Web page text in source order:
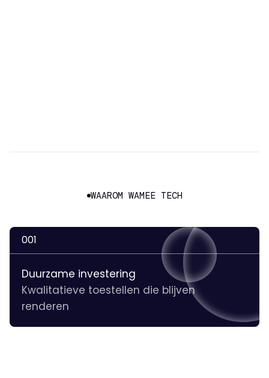
WAAROM WAMEE TECH
001
Duurzame investering
Kwalitatieve toestellen die blijven
renderen